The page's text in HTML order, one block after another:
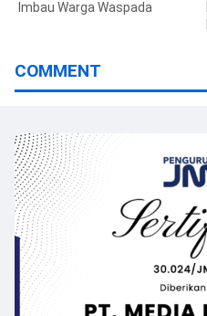
Imbau Warga Waspada
COMMENT